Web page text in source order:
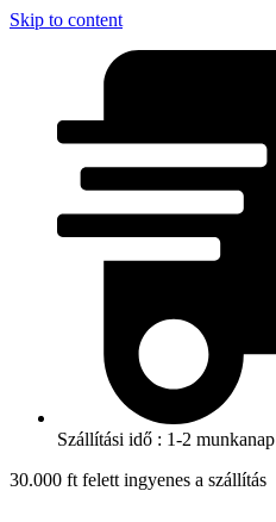
Skip to content
Szállítási idő : 1-2 munkanap
30.000 ft felett ingyenes a szállítás